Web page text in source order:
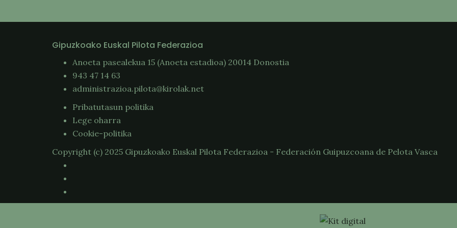
Gipuzkoako Euskal Pilota Federazioa
Anoeta pasealekua 15 (Anoeta estadioa) 20014 Donostia
943 47 14 63
administrazioa.pilota@kirolak.net
Pribatutasun politika
Lege oharra
Cookie-politika
Copyright (c) 2025 Gipuzkoako Euskal Pilota Federazioa - Federación Guipuzcoana de Pelota Vasca